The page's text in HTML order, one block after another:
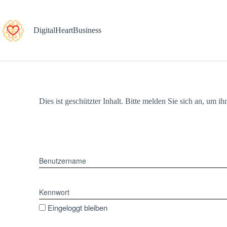
DigitalHeartBusiness
Dies ist geschützter Inhalt. Bitte melden Sie sich an, um
Benutzername
Kennwort
Eingeloggt bleiben